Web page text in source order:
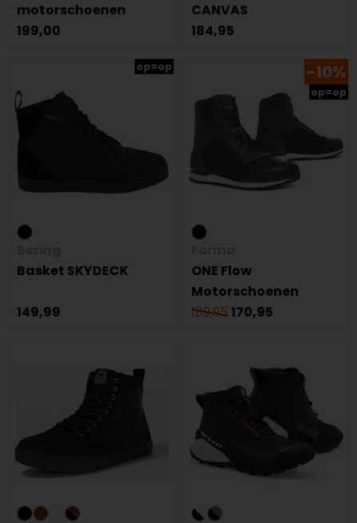
motorschoenen
199,00
CANVAS
184,95
op=op
Basket SKYDECK
149,99
-10%
op=op
ONE Flow
Motorschoenen
189,95 170,95